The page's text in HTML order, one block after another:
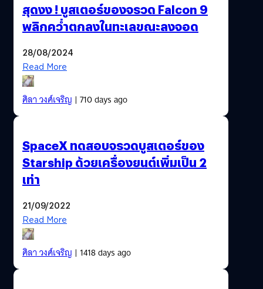
สุดงง ! บูสเตอร์ของจรวด Falcon 9
พลิกคว่ำตกลงในทะเลขณะลงจอด
28/08/2024
Read More
ศิลา วงศ์เจริญ | 710 days ago
SpaceX ทดสอบจรวดบูสเตอร์ของ
Starship ด้วยเครื่องยนต์เพิ่มเป็น 2
เท่า
21/09/2022
Read More
ศิลา วงศ์เจริญ | 1418 days ago